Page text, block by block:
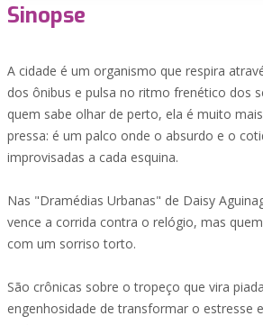
Sinopse
A cidade é um organismo que respira
dos ônibus e pulsa no ritmo frenético dos
quem sabe olhar de perto, ela é muito
pressa: é um palco onde o absurdo e o
improvisadas a cada esquina.
Nas "Dramédias Urbanas" de Daisy
vence a corrida contra o relógio, mas
com um sorriso torto.
São crônicas sobre o tropeço que vira
engenhosidade de transformar o estresse